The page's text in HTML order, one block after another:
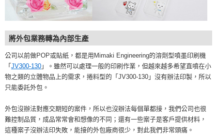
將外包業務轉為內部生產
公司以前做POP或貼紙，都是用Mimaki Engineering的溶劑型噴墨印刷機
「JV300-130 」。雖然可以處理一般的印刷作業，但越來越多希望直噴在小
物之類的立體物品上的需求，捲料型的「JV300-130」沒有辦法印製，所以
只能委託外包。
外包沒辦法對應交期短的案件，所以也沒辦法每個單都接，我們公司也很
難控制品質，成品常常會和想像的不同；還有一些案子是客戶提供材料，
這種案子沒辦法印失敗，能接的外包廠商很少，對此我們非常頭痛。